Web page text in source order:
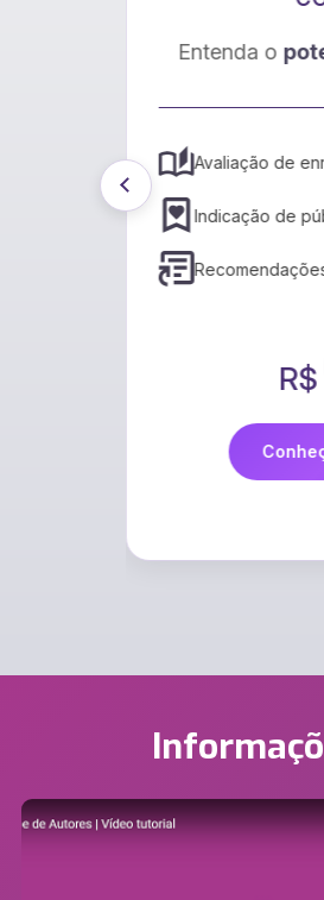
do seu livro.
de enredo e estilo
de público ideal
de melhoria